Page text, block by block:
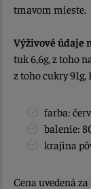
tmavom mieste.
Výživové údaje
tuk 6,6g, z toho
z toho cukry 91g,
farba:
balenie:
krajina
Cena uvedená